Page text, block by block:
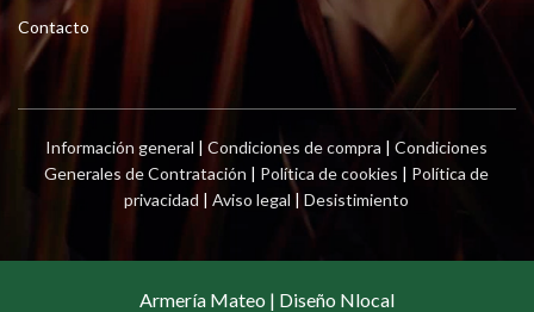
Contacto
Información general |Condiciones de compra |Condiciones
Generales de Contratación | Política de cookies | Política de
privacidad |Aviso legal |Desistimiento
Armería Mateo | Diseño Nlocal